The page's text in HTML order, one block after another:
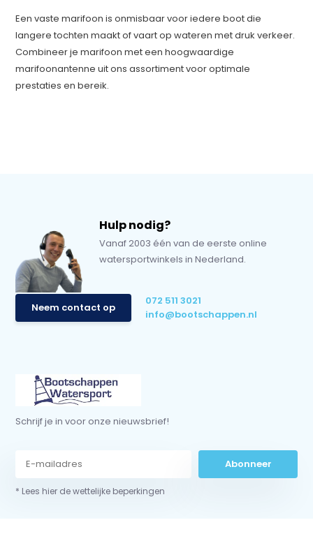
Een vaste marifoon is onmisbaar voor iedere boot die
langere tochten maakt of vaart op wateren met druk verkeer.
Combineer je marifoon met een hoogwaardige
marifoonantenne uit ons assortiment voor optimale
prestaties en bereik.
Hulp nodig?
Vanaf 2003 één van de eerste online
watersportwinkels in Nederland.
Neem contact op
072 511 3021
info@bootschappen.nl
Schrijf je in voor onze nieuwsbrief!
Abonneer
* Lees hier de wettelijke beperkingen